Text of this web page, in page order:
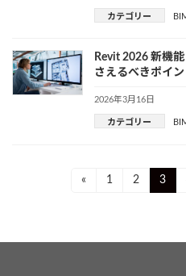
カテゴリー
Revit 2026 新機
さえるべきポイン
2026年3月16日
カテゴリー
« Page
1 Page
2 Page
3